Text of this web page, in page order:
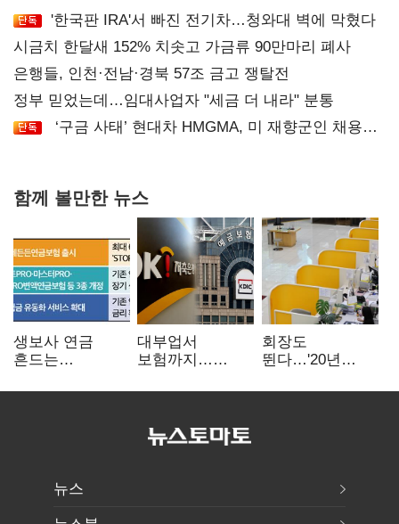
'한국판 IRA'서 빠진 전기차…청와대 벽에 막혔다
시금치 한달새 152% 치솟고 가금류 90만마리 폐사
은행들, 인천·전남·경북 57조 금고 쟁탈전
정부 믿었는데…임대사업자 "세금 더 내라" 분통
‘구금 사태’ 현대차 HMGMA, 미 재향군인 채용
함께 볼만한 뉴스
생보사 연금
흔드는
장수리스크'
대부업서
보험까지…
종합금융그룹
회장도
뛴다…'20년
하나' 인천시금고
뉴스